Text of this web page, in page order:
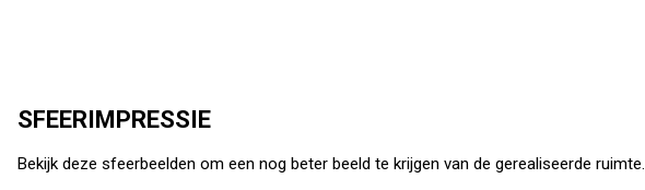
SFEERIMPRESSIE
Bekijk deze sfeerbeelden om een nog beter beeld te krijgen van de gerealiseerde ruimte.